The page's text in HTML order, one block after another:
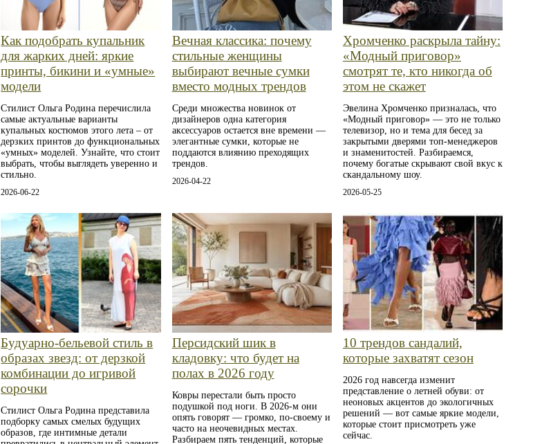
Как подобрать купальник
для жарких дней: яркие
принты, бикини и «умные»
модели
Стилист Ольга Родина перечислила
самые актуальные варианты
купальных костюмов этого лета – от
дерзких принтов до функциональных
«умных» моделей. Узнайте, что стоит
выбрать, чтобы выглядеть уверенно и
стильно.
2026-06-22
Вечная классика: почему
стильные женщины
выбирают вечные сумки
вместо модных трендов
Среди множества новинок от
дизайнеров одна категория
аксессуаров остается вне времени —
элегантные сумки, которые не
поддаются влиянию преходящих
трендов.
2026-04-22
Хромченко раскрыла тайну:
«Модный приговор»
смотрят те, кто никогда об
этом не скажет
Эвелина Хромченко призналась, что
«Модный приговор» — это не только
телевизор, но и тема для бесед за
закрытыми дверями топ-менеджеров
и знаменитостей. Разбираемся,
почему богатые скрывают свой вкус к
скандальному шоу.
2026-05-25
Будуарно‑бельевой стиль в
образах звезд: от дерзкой
комбинации до игривой
сорочки
Стилист Ольга Родина представила
подборку самых смелых будущих
образов, где интимные детали
Персидский шик в
кладовку: что будет на
полах в 2026 году
Ковры перестали быть просто
подушкой под ноги. В 2026-м они
опять говорят — громко, по-своему и
часто на неочевидных местах.
Разбираем пять тенденций, которые
10 трендов сандалий,
которые захватят сезон
2026 год навсегда изменит
представление о летней обуви: от
неоновых акцентов до экологичных
решений — вот самые яркие модели,
которые стоит присмотреть уже
сейчас.